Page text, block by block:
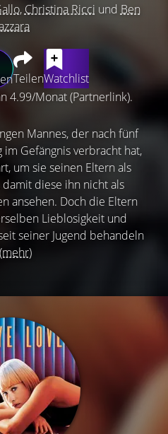
, Christina Ricci und Ben
TeilenWatchlist
4.99/Monat (Partnerlink).
Mannes, der nach fünf
im Gefängnis verbracht hat,
um sie seinen Eltern als
diese ihn nicht als
ansehen. Doch die Eltern
Lieblosigkeit und
seiner Jugend behandeln
(mehr)